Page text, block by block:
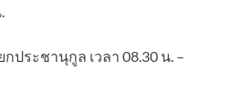
ระชานุกูล เวลา 08.30 น. –